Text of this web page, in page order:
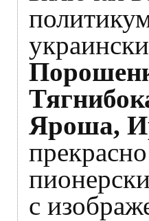
Яроша,
с